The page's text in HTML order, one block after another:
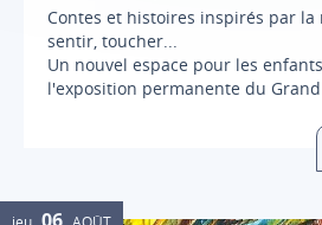
Contes et histoires inspirés par la
sentir, toucher...
Un nouvel espace pour les
l'exposition permanente du